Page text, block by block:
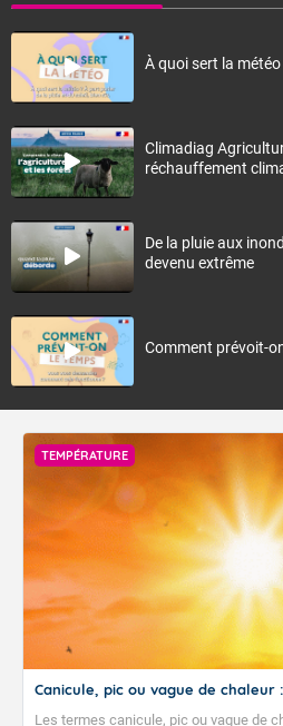
À quoi sert la météo
Climadiag
réchauffement
De la pluie aux
devenu extrême
Comment prévoit-
TEMPÉRATURE
Canicule, pic ou vague de
Les termes canicule, pic ou vague de